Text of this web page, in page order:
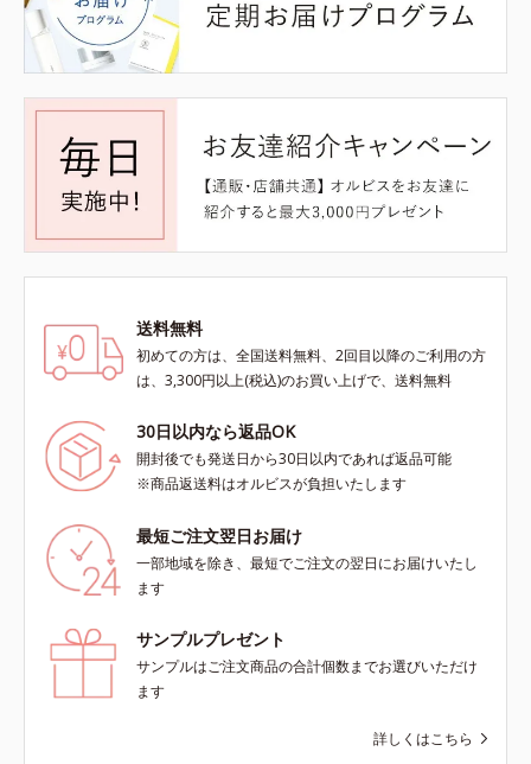
送料無料
初めての方は、全国送料無料、2回目以降のご利用の方
は、3,300円以上(税込)のお買い上げで、送料無料
30日以内なら返品OK
開封後でも発送日から30日以内であれば返品可能
※商品返送料はオルビスが負担いたします
最短ご注文翌日お届け
一部地域を除き、最短でご注文の翌日にお届けいたし
ます
サンプルプレゼント
サンプルはご注文商品の合計個数までお選びいただけ
ます
詳しくはこちら